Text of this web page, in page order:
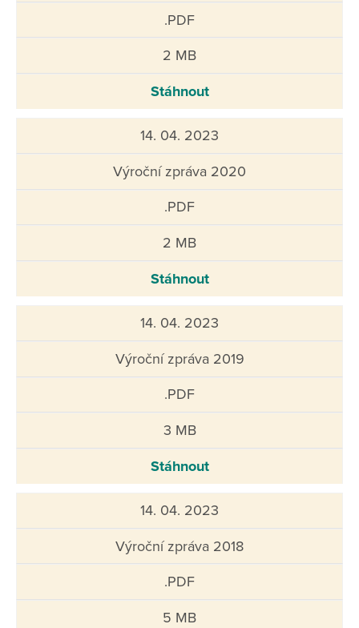
.PDF
2 MB
Stáhnout
14. 04. 2023
Výroční zpráva 2020
.PDF
2 MB
Stáhnout
14. 04. 2023
Výroční zpráva 2019
.PDF
3 MB
Stáhnout
14. 04. 2023
Výroční zpráva 2018
.PDF
5 MB